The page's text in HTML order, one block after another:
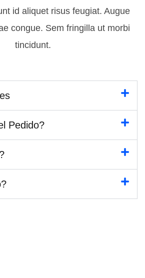
id aliquet risus feugiat. Augue
congue. Sem fringilla ut morbi
tincidunt.
Pedido?